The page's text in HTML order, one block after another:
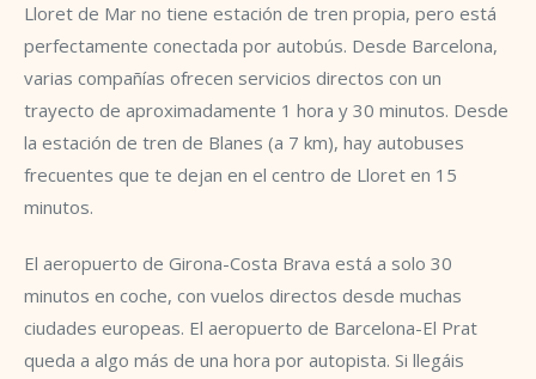
Lloret de Mar no tiene estación de tren propia, pero está
perfectamente conectada por autobús. Desde Barcelona,
varias compañías ofrecen servicios directos con un
trayecto de aproximadamente 1 hora y 30 minutos. Desde
la estación de tren de Blanes (a 7 km), hay autobuses
frecuentes que te dejan en el centro de Lloret en 15
minutos.
El aeropuerto de Girona-Costa Brava está a solo 30
minutos en coche, con vuelos directos desde muchas
ciudades europeas. El aeropuerto de Barcelona-El Prat
queda a algo más de una hora por autopista. Si llegáis